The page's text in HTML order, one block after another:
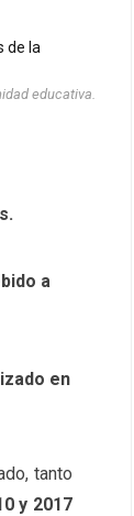
educativa.
a
en
tanto
y 2017